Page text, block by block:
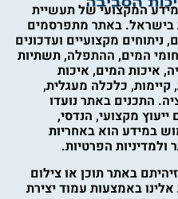
המקצועי של תעשיית
בישראל. באתר מתפרסמים
מקצועיים ועדכונים
המים, ההתפלה, תשתיות
איכות המים, איכות
קיימות, כלכלה מעגלית,
התכנים באתר נועדו
מקצועי, הנדסי,
במידע הוא באחריות
הפרטיות.
באתר תוכן או צילום
אלינו באמצעות עמוד יצירת